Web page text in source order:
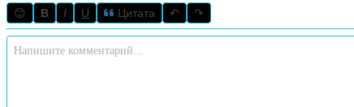
😊 B I U Цитата ↶ ↷